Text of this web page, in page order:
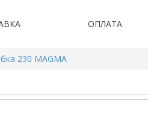
ОПЛАТА
230 MAGMA